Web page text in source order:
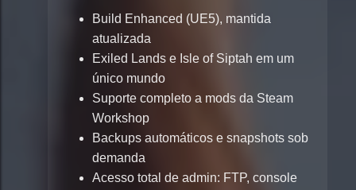
Build Enhanced (UE5), mantida
atualizada
Exiled Lands e Isle of Siptah em um
único mundo
Suporte completo a mods da Steam
Workshop
Backups automáticos e snapshots sob
demanda
Acesso total de admin: FTP, console